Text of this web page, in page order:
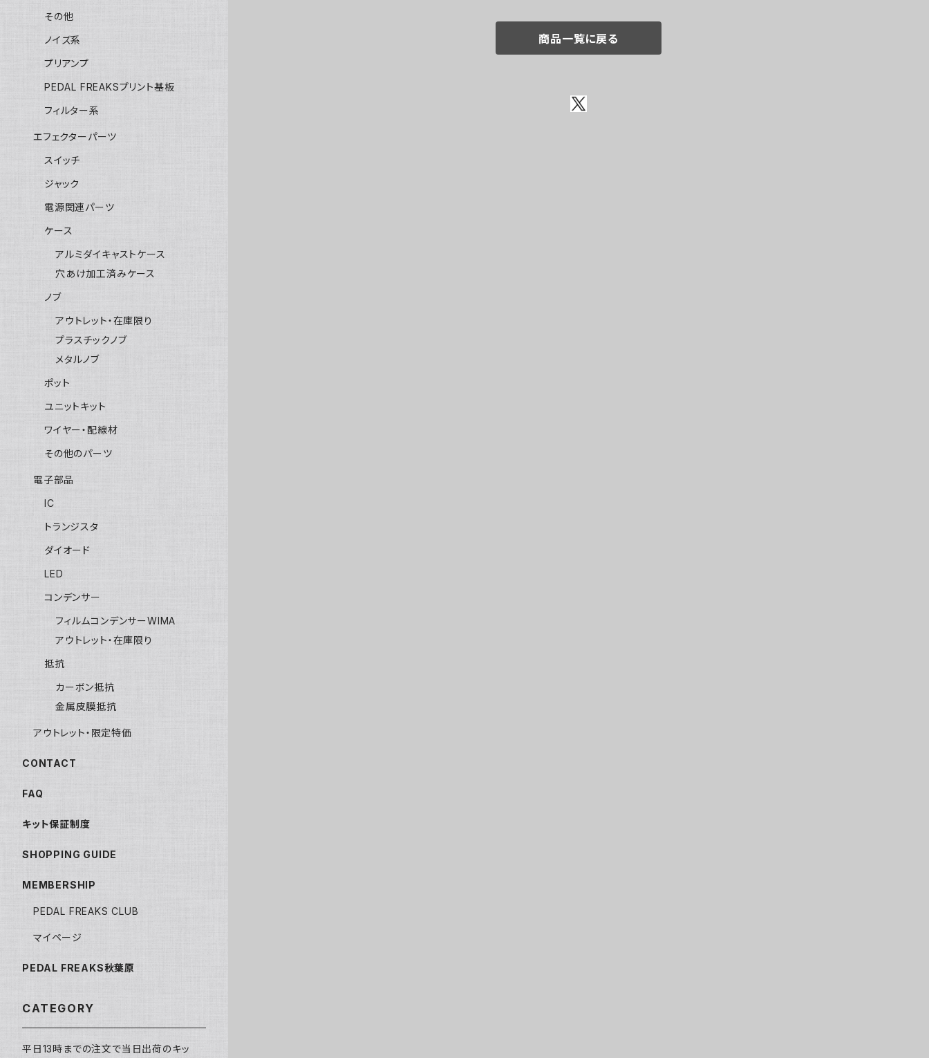
商品一覧に戻る
その他
ノイズ系
プリアンプ
PEDAL FREAKSプリント基板
フィルター系
エフェクターパーツ
スイッチ
ジャック
電源関連パーツ
ケース
アルミダイキャストケース
穴あけ加工済みケース
ノブ
アウトレット・在庫限り
プラスチックノブ
メタルノブ
ポット
ユニットキット
ワイヤー・配線材
その他のパーツ
電子部品
IC
トランジスタ
ダイオード
LED
コンデンサー
フィルムコンデンサーWIMA
アウトレット・在庫限り
抵抗
カーボン抵抗
金属皮膜抵抗
アウトレット・限定特価
CONTACT
FAQ
キット保証制度
SHOPPING GUIDE
MEMBERSHIP
PEDAL FREAKS CLUB
マイページ
PEDAL FREAKS秋葉原
CATEGORY
平日13時までの注文で当日出荷のキッ